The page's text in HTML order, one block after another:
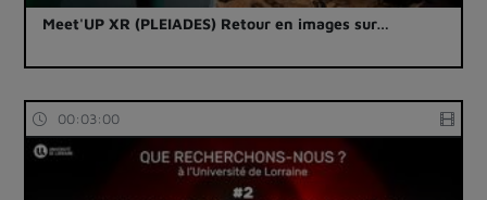
Meet'UP XR (PLEIADES) Retour en images sur…
00:03:00